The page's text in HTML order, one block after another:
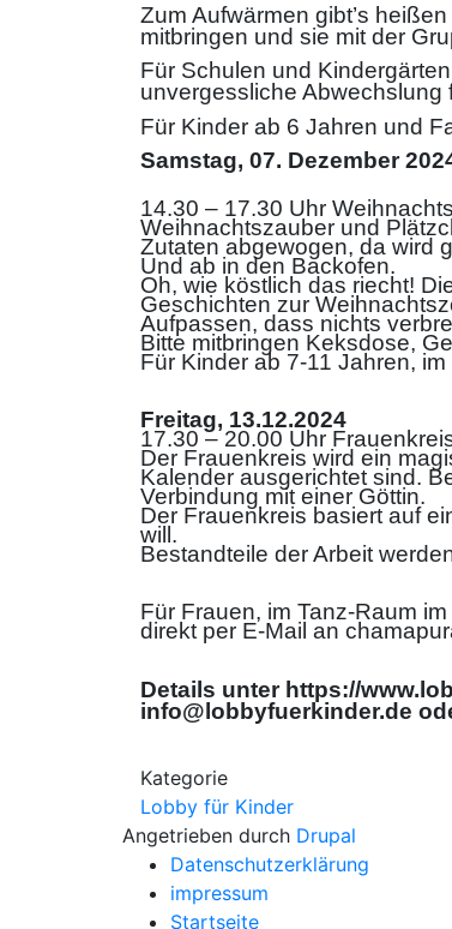
Zum Aufwärmen gibt’s
mitbringen und sie mit der
Für Schulen und
unvergessliche Abwechslung
Für Kinder ab 6 Jahren und
Samstag, 07. Dezember
14.30 – 17.30 Uhr
Weihnachtszauber und
Zutaten abgewogen, da wird
Und ab in den Backofen.
Oh, wie köstlich das riecht!
Geschichten zur
Aufpassen, dass nichts
Bitte mitbringen Keksdose,
Für Kinder ab 7-11 Jahren,
Freitag, 13.12.2024
17.30 – 20.00 Uhr
Der Frauenkreis wird ein
Kalender ausgerichtet sind.
Verbindung mit einer Göttin.
Der Frauenkreis basiert auf
will.
Bestandteile der Arbeit
Für Frauen, im Tanz-Raum
direkt per E-Mail an
Details unter https://
info@lobbyfuerkinder.de
Kategorie
Lobby für Kinder
Angetrieben durch Drupal
Datenschutzerklärung
impressum
Startseite